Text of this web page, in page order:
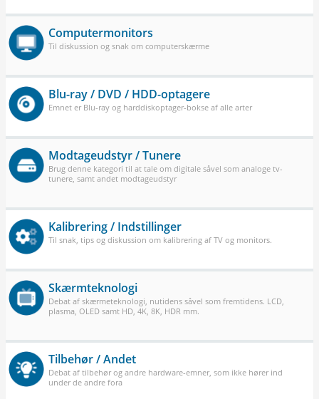
Computermonitors
Til diskussion og snak om computerskærme
Blu-ray / DVD / HDD-optagere
Emnet er Blu-ray og harddiskoptager-bokse af alle arter
Modtageudstyr / Tunere
Brug denne kategori til at tale om digitale såvel som analoge tv-
tunere, samt andet modtageudstyr
Kalibrering / Indstillinger
Til snak, tips og diskussion om kalibrering af TV og monitors.
Skærmteknologi
Debat af skærmeteknologi, nutidens såvel som fremtidens. LCD,
plasma, OLED samt HD, 4K, 8K, HDR mm.
Tilbehør / Andet
Debat af tilbehør og andre hardware-emner, som ikke hører ind
under de andre fora